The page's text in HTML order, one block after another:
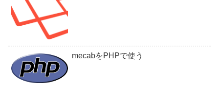
mecabをPHPで使う